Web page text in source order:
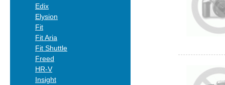
Edix
Elysion
Fit
Fit Aria
Fit Shuttle
Freed
HR-V
Insight